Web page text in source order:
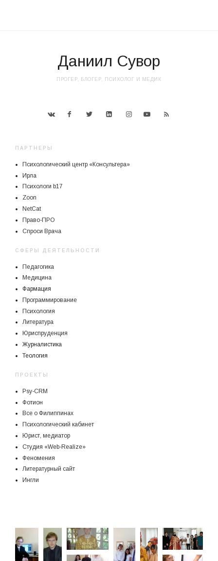
Даниил Сувор
ПРОГЕР, БЛОГЕР, ПСИХОЛОГ И МЕДИК
ПАРТНЕРЫ
Психологический центр «Консультера»
Ирла
Психологи b17
Zoon
NetCat
Право-ПРО
Спроси Врача
СФЕРЫ ДЕЯТЕЛЬНОСТИ
Педагогика
Медицина
Фармация
Программирование
Психология
Литература
Юриспруденция
Журналистика
Теология
ПРОЕКТЫ
Psy-CRM
Фотион
Все о Филиппинах
Психологический кабинет
Юрист, медиатор
Студия «Web-Realize»
Феномения
Литературный сайт
Ингли